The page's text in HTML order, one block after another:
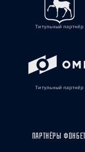
Титульный партнёр
Титульный партнёр
ПАРТНЁРЫ